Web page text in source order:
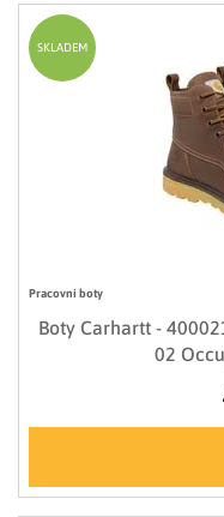
Pracovní boty
Boty Carhartt -
02
SKLADEM